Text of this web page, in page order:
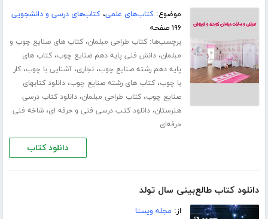
موضوع:کتاب‌های علمی،کتاب‌های درسی و دانشجویی
۱۹۶ صفحه
برچسب‌ها:کتاب طراحی مبلمان،کتاب های صنایع چوب و
مبلمان،دانش فنی پایه دهم صنایع چوب،کتاب های
پایه دهم رشته صنایع چوب،نجاری،آشنایی با چوب،کار
با چوب،کتاب های رشته صنایع چوب،دانلود کتابهای
صنایع چوب،کتاب طراحی مبلمان،دانلود کتاب درسی
هنرستان،دانلود کتب درسی فنی و حرفه ای،شاخه فنی
حرفه‌ای
دانلود کتاب
دانلود کتاب طالع‌بینی سال تولد
از: مجله ویستا